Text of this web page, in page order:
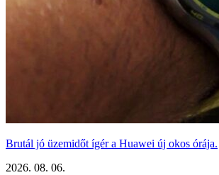
Brutál jó üzemidőt ígér a Huawei új okos órája.
2026. 08. 06.